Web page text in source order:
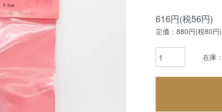
616円(税56円)
定価：880円(税80円)
在庫